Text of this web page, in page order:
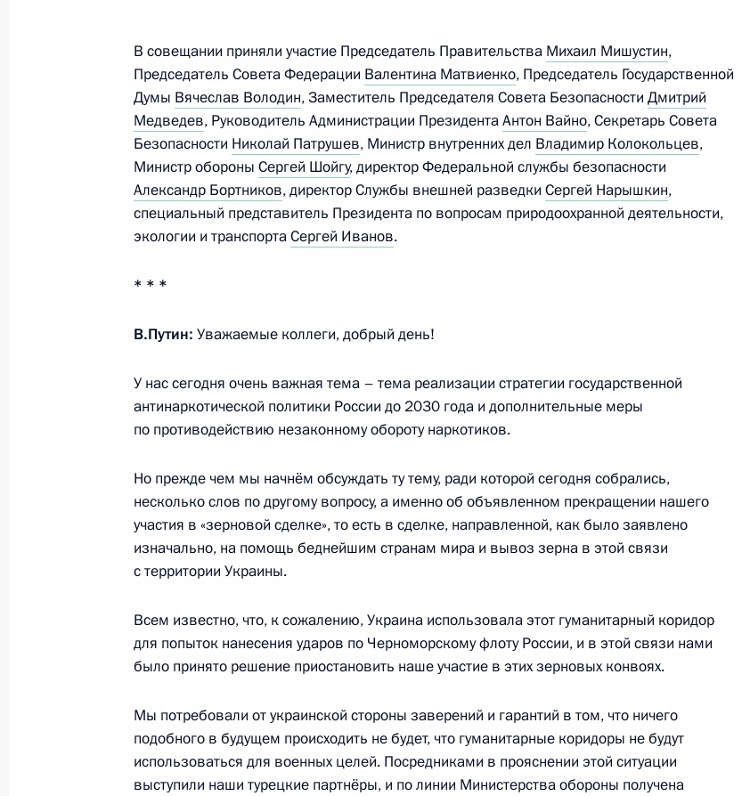
9 ноября 2022 года, среда
Встреча с руководителем ФМБА Вероникой Скворцовой
9 ноября 2022 года, 18:25 Москва, Кремль
3
8 ноября 2022 года, 19:05 Москва, Кремль
3 ноября 2022 года, четверг
3 ноября 2022 года, 19:55 Москва, Кремль
2 ноября 2022 года, среда
Развожаевым
2 ноября 2022 года, 18:45 Сочи
Совещание с постоянными членами Совета Безопасности
2 ноября 2022 года, 17:10 Сочи
В совещании приняли участие Председатель Правительства Михаил Мишустин,
Председатель Совета Федерации Валентина Матвиенко, Председатель Государственной
Думы Вячеслав Володин, Заместитель Председателя Совета Безопасности Дмитрий
Медведев, Руководитель Администрации ПрезидентаАнтон Вайно, Секретарь Совета
Безопасности Николай Патрушев, Министр внутренних дел Владимир Колокольцев,
Министр обороны Сергей Шойгу, директор Федеральной службы безопасности
Александр Бортников, директор Службы внешней разведки Сергей Нарышкин,
специальный представитель Президента по вопросам природоохранной деятельности,
экологии и транспортаСергей Иванов.
* * *
В.Путин: Уважаемые коллеги, добрый день!
У нас сегодня очень важная тема – тема реализации стратегии государственной
антинаркотической политики России до 2030 года и дополнительные меры
по противодействию незаконному обороту наркотиков.
Но прежде чем мы начнём обсуждать ту тему, ради которой сегодня собрались,
несколько слов по другому вопросу, а именно об объявленном прекращении нашего
участия в «зерновой сделке», то есть в сделке, направленной, как было заявлено
изначально, на помощь беднейшим странам мира и вывоз зерна в этой связи
с территории Украины.
Всем известно, что, к сожалению, Украина использовала этот гуманитарный коридор
для попыток нанесения ударов по Черноморскому флоту России, и в этой связи нами
было принято решение приостановить наше участие в этих зерновых конвоях.
Мы потребовали от украинской стороны заверений и гарантий в том, что ничего
подобного в будущем происходить не будет, что гуманитарные коридоры не будут
использоваться для военных целей. Посредниками в прояснении этой ситуации
выступили наши турецкие партнёры, и по линии Министерства обороны получена